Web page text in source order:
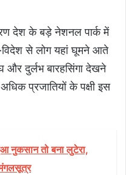
देश के बड़े नेशनल पार्क में
से लोग यहां घूमने आते
दुर्लभ बारहसिंगा देखने
प्रजातियों के पक्षी इस
नुकसान तो बना लुटेरा,